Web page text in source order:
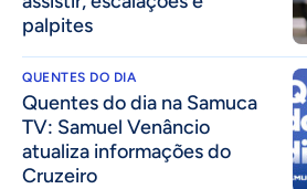
palpites
QUENTES DO DIA
Quentes do dia na Samuca
TV: Samuel Venâncio
atualiza informações do
Cruzeiro